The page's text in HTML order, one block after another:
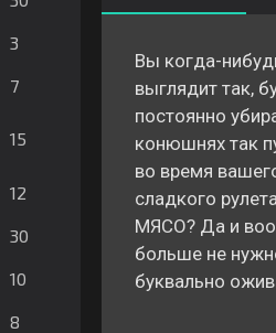
3
7
15
12
30
10
8
Вы когда-
выглядит так,
постоянно
конюшнях так
во время
сладкого
МЯСО? Да и
больше не
буквально